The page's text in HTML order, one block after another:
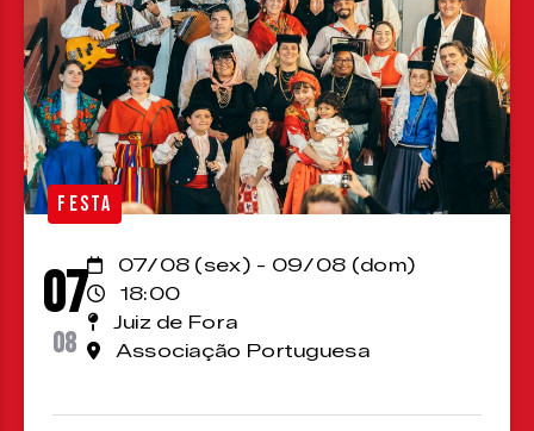
FESTA
07
08
07/08 (sex) - 09/08 (dom)
18:00
Juiz de Fora
Associação Portuguesa